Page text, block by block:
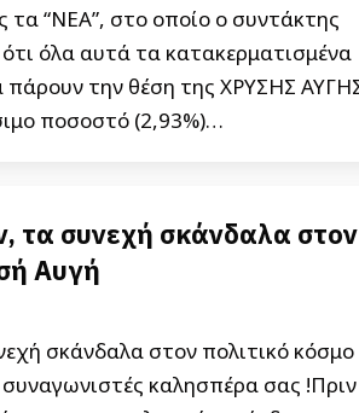
τα “ΝΕΑ”, στο οποίο ο συντάκτης
όλα αυτά τα κατακερματισμένα
πάρουν την θέση της ΧΡΥΣΗΣ
ποσοστό (2,93%)…
τα συνεχή σκάνδαλα στον
Αυγή
σκάνδαλα στον πολιτικό κόσμο
καλησπέρα σας !Πριν